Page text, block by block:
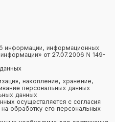
никогда, ни при каких
за исключением
персональных
данных третьему
правовому
данных,
самостоятельно, путем
адрес электронной
«Актуализация
определяется
персональные
договором или
свое согласие
Оператору
почты на электронный
«Отзыв согласия